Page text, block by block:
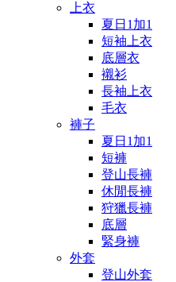
上衣
夏日1加1
短袖上衣
底層衣
襯衫
長袖上衣
毛衣
褲子
夏日1加1
短褲
登山長褲
休閒長褲
狩獵長褲
底層
緊身褲
外套
登山外套